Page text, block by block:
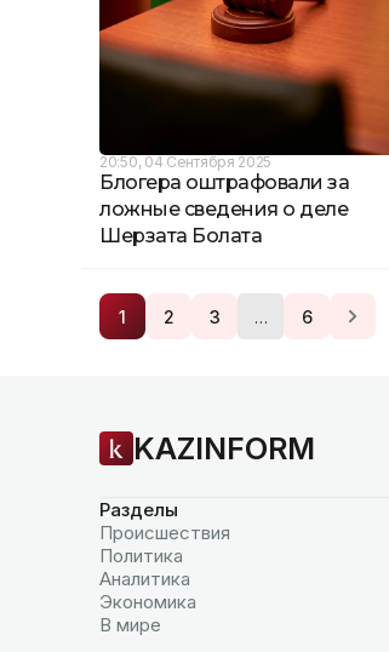
20:50, 04 Сентября 2025
Блогера оштрафовали за
ложные сведения о деле
Шерзата Болата
1 2 3 … 6
KAZINFORM
Разделы
Происшествия
Политика
Аналитика
Экономика
В мире